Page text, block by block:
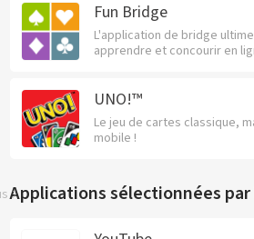
Fun Bridge
L'application de bridge
apprendre et concourir en
UNO!™
Le jeu de cartes classique,
mobile !
Applications sélectionnées